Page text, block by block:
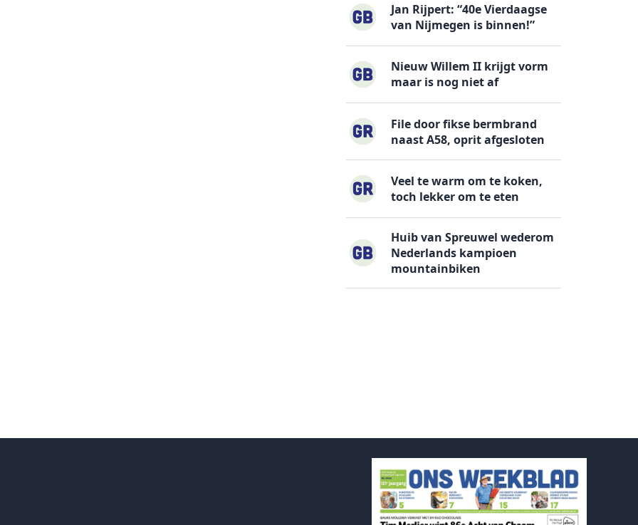
Jan Rijpert: “40e Vierdaagse
van Nijmegen is binnen!”
Nieuw Willem II krijgt vorm
maar is nog niet af
File door fikse bermbrand
naast A58, oprit afgesloten
Veel te warm om te koken,
toch lekker om te eten
Huib van Spreuwel wederom
Nederlands kampioen
mountainbiken